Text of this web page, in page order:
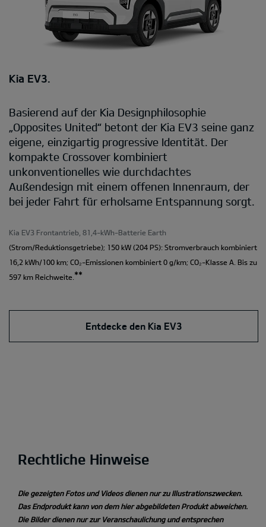
Kia EV3.
Basierend auf der Kia Designphilosophie
„Opposites United“ betont der Kia EV3 seine ganz
eigene, einzigartig progressive Identität. Der
kompakte Crossover kombiniert
unkonventionelles wie durchdachtes
Außendesign mit einem offenen Innenraum, der
bei jeder Fahrt für erholsame Entspannung sorgt.
Kia EV3 Frontantrieb, 81,4-kWh-Batterie Earth
(Strom/Reduktionsgetriebe); 150 kW (204 PS): Stromverbrauch kombiniert
16,2 kWh/100 km; CO₂-Emissionen kombiniert 0 g/km; CO₂-Klasse A. Bis zu
597 km Reichweite. **
Entdecke den Kia EV3
Rechtliche Hinweise
Die gezeigten Fotos und Videos dienen nur zu Illustrationszwecken.
Das Endprodukt kann von dem hier abgebildeten Produkt abweichen.
Die Bilder dienen nur zur Veranschaulichung und entsprechen